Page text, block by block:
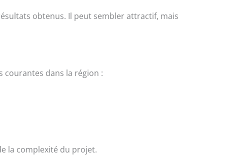
obtenus. Il peut sembler attractif, mais
courantes dans la région :
la complexité du projet.